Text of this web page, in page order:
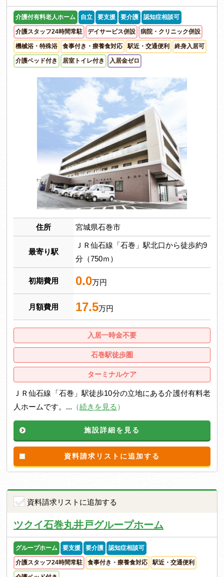
介護付有料老人ホーム 自立 要支援 要介護 認知症相談可
介護スタッフ24時間常駐 デイサービス併設 病院・クリニック併設
機械浴・特殊浴 食事付き・療養食対応 駅近・交通便利 終身入居可
介護ベッド付き 居室トイレ付き 入居金ゼロ
住所 宮城県石巻市
最寄り駅
ＪＲ仙石線「石巻」駅北口から徒歩約9
分（750ｍ）
初期費用 0.0万円
月額費用 17.5万円
入居一時金不要
石巻駅徒歩圏
ターミナルケア
ＪＲ仙石線「石巻」駅徒歩10分の立地にある介護付有料老
人ホームです。... （続きを見る ）
施設詳細を見る
資料請求リストに追加する
資料請求リストに追加する
ツクイ石巻丸井戸グループホーム
グループホーム 要支援 要介護 認知症相談可
介護スタッフ24時間常駐 食事付き・療養食対応 駅近・交通便利